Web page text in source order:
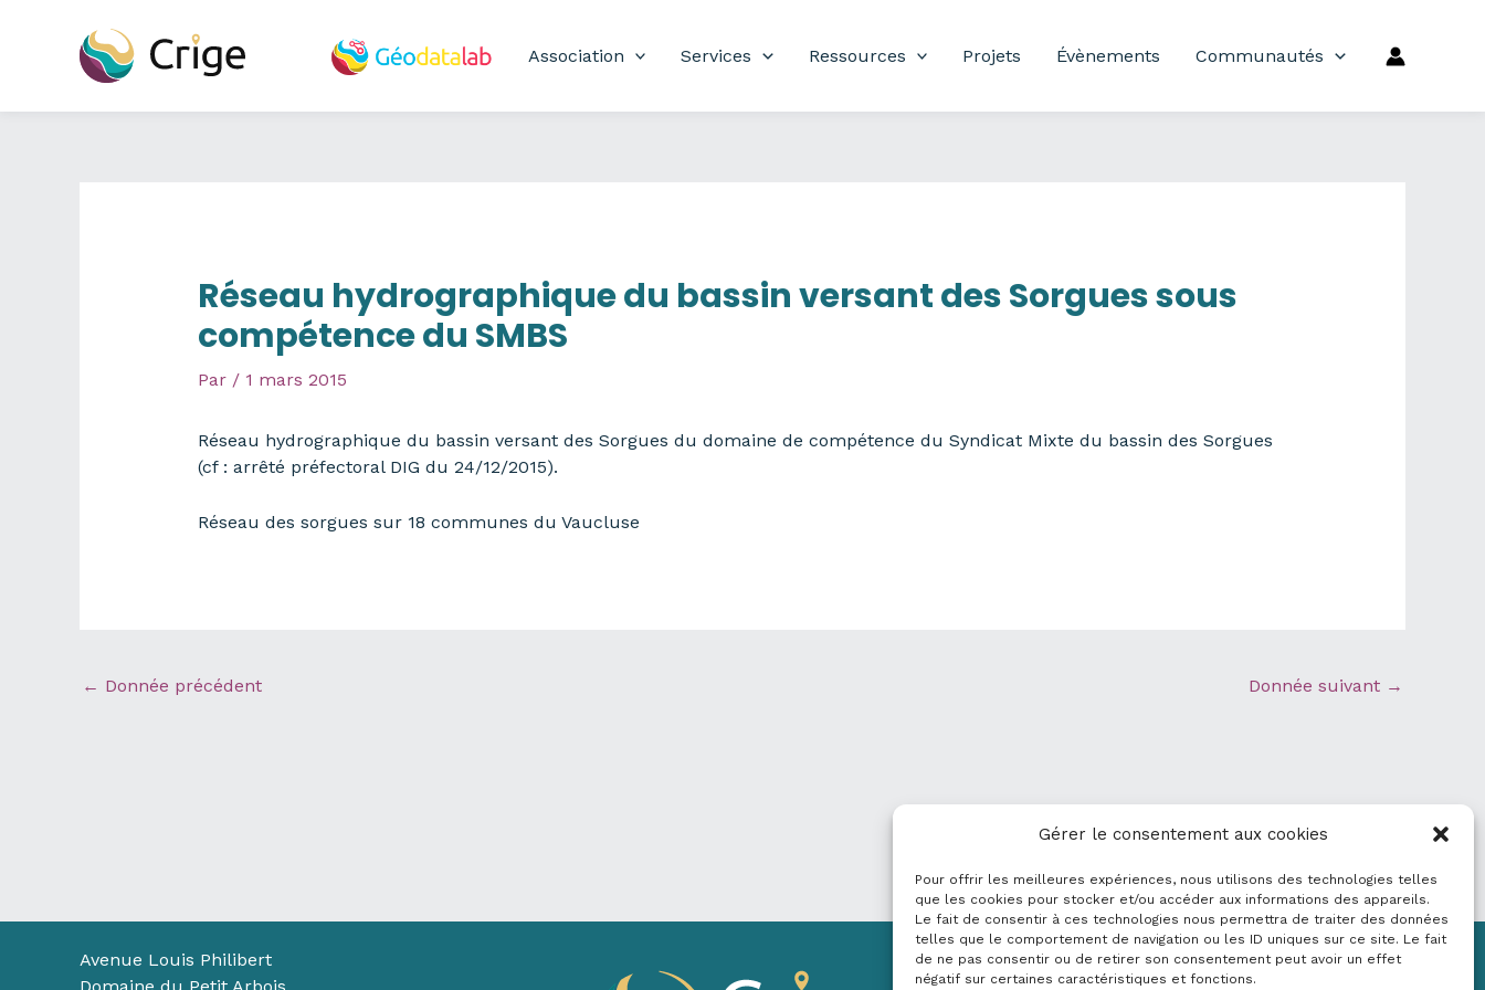
Gérer le consentement aux cookies
Pour offrir les meilleures expériences, nous utilisons des technologies telles
que les cookies pour stocker et/ou accéder aux informations des appareils.
Le fait de consentir à ces technologies nous permettra de traiter des données
telles que le comportement de navigation ou les ID uniques sur ce site. Le fait
de ne pas consentir ou de retirer son consentement peut avoir un effet
négatif sur certaines caractéristiques et fonctions.
Association Services Ressources Projets Évènements Communautés
Réseau hydrographique du bassin versant des Sorgues sous
compétence du SMBS
Par / 1 mars 2015
Réseau hydrographique du bassin versant des Sorgues du domaine de compétence du Syndicat Mixte du bassin des Sorgues
(cf : arrêté préfectoral DIG du 24/12/2015).
Réseau des sorgues sur 18 communes du Vaucluse
← Donnée précédent Donnée suivant →
Avenue Louis Philibert
Mentions légales